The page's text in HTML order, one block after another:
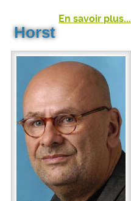
En savoir plus...
Horst